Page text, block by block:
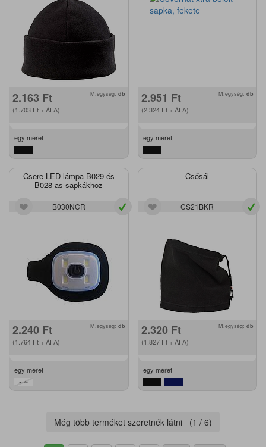
2.163 Ft
(1.703 Ft + ÁFA)
M.egység: db
egy méret
2.951 Ft
(2.324 Ft+ ÁFA)
M.egység: db
egy méret
Csere LED lámpa B029 és
B028-as sapkákhoz
B030NCR
2.240 Ft
(1.764 Ft + ÁFA)
M.egység: db
egy méret
Csősál
CS21BKR
2.320 Ft
(1.827 Ft+ ÁFA)
M.egység: db
egy méret
Még több terméket szeretnék látni (1 / 6)